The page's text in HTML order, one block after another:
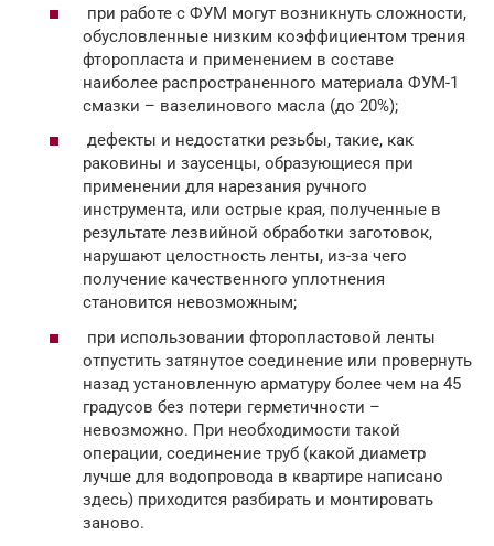
при работе с ФУМ могут возникнуть сложности,
обусловленные низким коэффициентом трения
фторопласта и применением в составе
наиболее распространенного материала ФУМ-1
смазки – вазелинового масла (до 20%);
дефекты и недостатки резьбы, такие, как
раковины и заусенцы, образующиеся при
применении для нарезания ручного
инструмента, или острые края, полученные в
результате лезвийной обработки заготовок,
нарушают целостность ленты, из-за чего
получение качественного уплотнения
становится невозможным;
при использовании фторопластовой ленты
отпустить затянутое соединение или провернуть
назад установленную арматуру более чем на 45
градусов без потери герметичности –
невозможно. При необходимости такой
операции, соединение труб (какой диаметр
лучше для водопровода в квартире написано
здесь) приходится разбирать и монтировать
заново.